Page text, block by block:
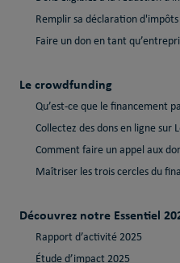
Remplir sa déclaration
Faire un don en tant
Le crowdfunding
Qu’est-ce que le financement
Collectez des dons en ligne sur
Comment faire un appel aux
Maîtriser les trois cercles du
Découvrez notre Essentiel
Rapport d’activité 2025
Étude d’impact 2025